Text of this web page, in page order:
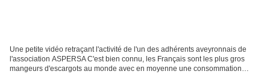
Une petite vidéo retraçant l'activité de l'un des adhérents aveyronnais de
l'association ASPERSA C'est bien connu, les Français sont les plus gros
mangeurs d'escargots au monde avec en moyenne une consommation